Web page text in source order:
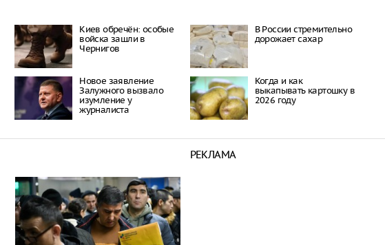
Киев обречён: особые
войска зашли в
Чернигов
В России стремительно
дорожает сахар
Новое заявление
Залужного вызвало
изумление у
журналиста
Когда и как
выкапывать картошку в
2026 году
РЕКЛАМА